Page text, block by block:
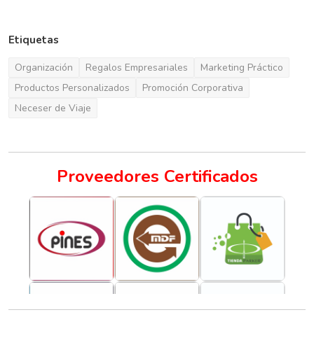
Etiquetas
Organización Regalos Empresariales
Marketing Práctico
Productos Personalizados
Promoción Corporativa
Neceser de Viaje
Proveedores Certificados